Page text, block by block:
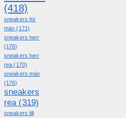
(418)
sneakers för
män (171)
sneakers herr
(176)
sneakers herr
rea (170)
sneakers män
(176)
sneakers
rea (319)
sneakers till